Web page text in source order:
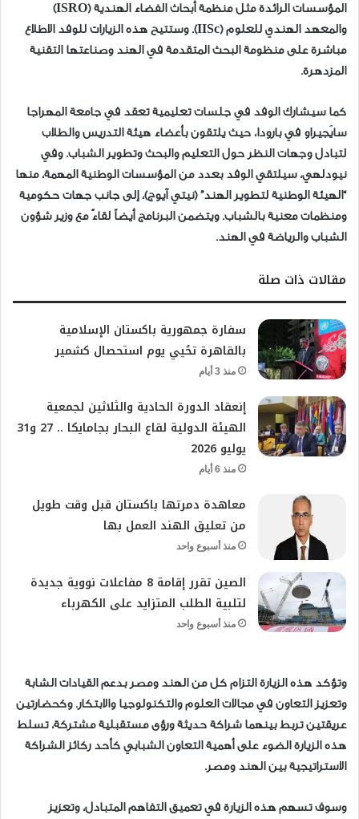
المؤسسات الرائدة مثل منظمة أبحاث الفضاء الهندية (ISRO)
والمعهد الهندي للعلوم (IISc). وستتيح هذه الزيارات للوفد الاطلاع
مباشرة على منظومة البحث المتقدمة في الهند وصناعتها التقنية
المزدهرة.
كما سيشارك الوفد في جلسات تعليمية تعقد في جامعة المهراجا
سايَجيراو في بارودا، حيث يلتقون بأعضاء هيئة التدريس والطلاب
لتبادل وجهات النظر حول التعليم والبحث وتطوير الشباب. وفي
نيودلهي، سيلتقي الوفد بعدد من المؤسسات الوطنية المهمة، منها
“الهيئة الوطنية لتطوير الهند” (نيتي آيوج)، إلى جانب جهات حكومية
ومنظمات معنية بالشباب. ويتضمن البرنامج أيضاً لقاءً مع وزير شؤون
الشباب والرياضة في الهند.
مقالات ذات صلة
سفارة جمهورية باكستان الإسلامية
بالقاهرة تحُيي يوم استحصال كشمير
منذ 3 أيام
إنعقاد الدورة الحادية والثلاثين لجمعية
الهيئة الدولية لقاع البحار بجامايكا .. 27 و31
يوليو 2026
منذ 6 أيام
معاهدة دمرتها باكستان قبل وقت طويل
من تعليق الهند العمل بها
منذ أسبوع واحد
الصين تقرر إقامة 8 مفاعلات نووية جديدة
لتلبية الطلب المتزايد على الكهرباء
منذ أسبوع واحد
وتؤكد هذه الزيارة التزام كل من الهند ومصر بدعم القيادات الشابة
وتعزيز التعاون في مجالات العلوم والتكنولوجيا والابتكار. وكحضارتين
عريقتين تربط بينهما شراكة حديثة ورؤى مستقبلية مشتركة، تسلط
هذه الزيارة الضوء على أهمية التعاون الشبابي كأحد ركائز الشراكة
الاستراتيجية بين الهند ومصر.
وسوف تسهم هذه الزيارة في تعميق التفاهم المتبادل، وتعزيز